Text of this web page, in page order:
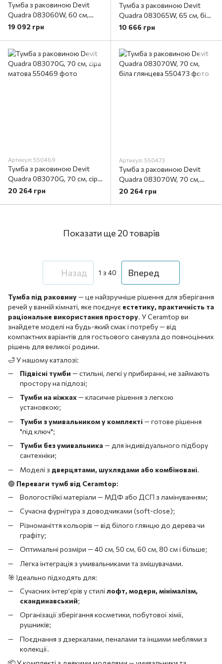
Тумба з раковиною Devit
Quadra 083060W, 60 см,
біла глянцева
19 092 грн
Тумба з раковиною Devit
Quadra 083065W, 65 см, біла
глянцева
10 666 грн
Артикул: 550469
Тумба з раковиною Devit
Quadra 083070G, 70 см, сіра
матова
20 264 грн
Артикул: 550473
Тумба з раковиною Devit
Quadra 083070W, 70 см,
біла глянцева
20 264 грн
Показати ще 20 товарів
Назад 1 з 40 Вперед
Тумба під раковину— це найзручніше рішення для зберігання
речей у ванній кімнаті, яке поєднує естетику, практичність та
раціональне використання простору. У Ceramtop ви
знайдете моделі на будь-який смак і потребу — від
компактних варіантів для гостьового санвузла до повноцінних
рішень для великої родини.
🛁 У нашому каталозі:
Підвісні тумби — стильні, легкі у прибиранні, не займають
простору на підлозі;
Тумби на ніжках— класичне рішення з легкою
установкою;
Тумби з умивальником у комплекті— готове рішення
"під ключ";
Тумби без умивальника— для індивідуального підбору
сантехніки;
Моделі з дверцятами, шухлядами або комбіновані.
🟢 Переваги тумб від Ceramtop:
Вологостійкі матеріали — МДФ або ДСП з ламінуванням;
Сучасна фурнітура з доводчиками (soft-close);
Різноманіття кольорів — від білого глянцю до дерева чи
графіту;
Оптимальні розміри — 40 см, 50 см, 60 см, 80 см і більше;
Легка інтеграція з умивальниками та змішувачами.
🎯 Ідеально підходять для:
Сучасних інтер’єрів у стилі лофт, модерн, мінімалізм,
скандинавський;
Організації зберігання косметики, побутової хімії,
рушників;
Поєднання з дзеркалами, пеналами та іншими меблями з
колекції.